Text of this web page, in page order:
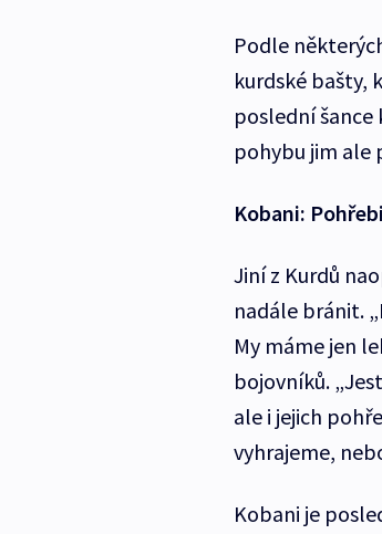
Podle
kurdské bašty,
poslední šance
pohybu jim ale
Kobani:
Jiní z Kurdů
nadále bránit.
My máme jen
bojovníků.
ale i jejich
vyhrajeme,
Kobani je